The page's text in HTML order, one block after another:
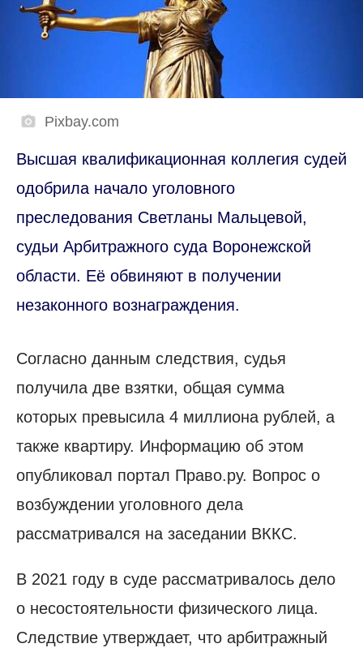
Pixbay.com
Высшая квалификационная коллегия судей
одобрила начало уголовного
преследования Светланы Мальцевой,
судьи Арбитражного суда Воронежской
области. Её обвиняют в получении
незаконного вознаграждения.
Согласно данным следствия, судья
получила две взятки, общая сумма
которых превысила 4 миллиона рублей, а
также квартиру. Информацию об этом
опубликовал портал Право.ру. Вопрос о
возбуждении уголовного дела
рассматривался на заседании ВККС.
В 2021 году в суде рассматривалось дело
о несостоятельности физического лица.
Следствие утверждает, что арбитражный